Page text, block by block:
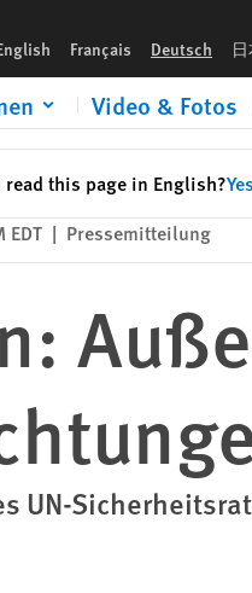
Français Deutsch
Video & Fotos
this page in English?Yes
EDT | Pressemitteilung
UN-